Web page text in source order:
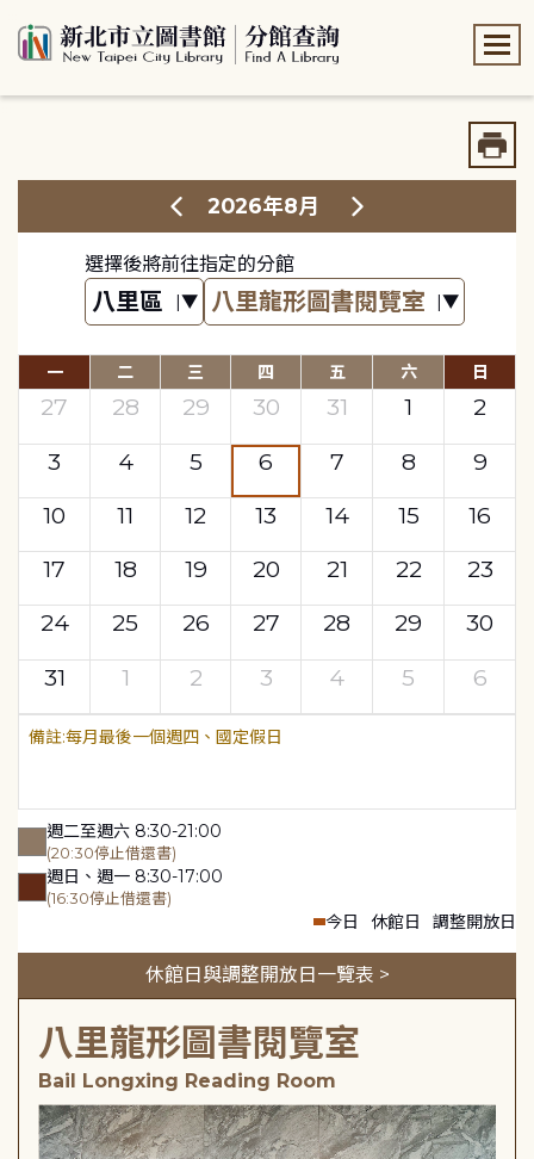
2026年8月
選擇後將前往指定的分館
一 二 三 四 五 六 日
27 28 29 30 31 1
2
3
4 5 6 7 8
9
10
11 12 13 14 15
16
17
18 19 20 21 22
23
24
25 26 27 28 29
30
31
1 2 3 4 5 6
每月最後一個週四、國定假日
週二至週六 8:30-21:00
(20:30停止借還書)
週日、週一 8:30-17:00
(16:30停止借還書)
今日 休館日 調整開放日
休館日與調整開放日一覽表 >
八里龍形圖書閱覽室
Bail Longxing Reading Room